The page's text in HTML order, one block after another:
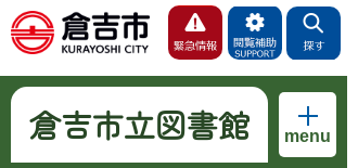
倉吉市立図書館 menu